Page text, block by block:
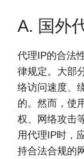
A. 国外
代理IP的合法
律规定。大部
络访问速度、
的。然而，使
权、网络攻击
用代理IP时，
持合法合规的